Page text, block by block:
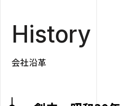
History
会社沿革